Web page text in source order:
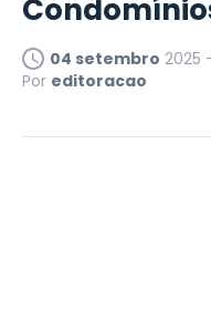
04 setembro 2025
Por editoracao